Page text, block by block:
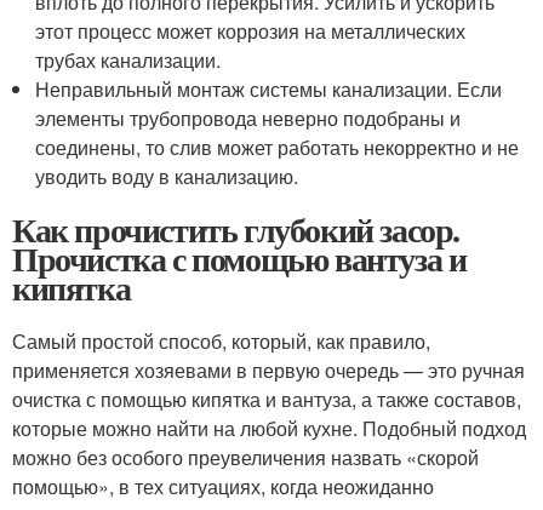
этот процесс может коррозия на металлических
трубах канализации.
Неправильный монтаж системы канализации. Если
элементы трубопровода неверно подобраны и
соединены, то слив может работать некорректно и не
уводить воду в канализацию.
Как прочистить глубокий засор.
Прочистка с помощью вантуза и
кипятка
Самый простой способ, который, как правило,
применяется хозяевами в первую очередь — это ручная
очистка с помощью кипятка и вантуза, а также составов,
которые можно найти на любой кухне. Подобный подход
можно без особого преувеличения назвать «скорой
помощью», в тех ситуациях, когда неожиданно